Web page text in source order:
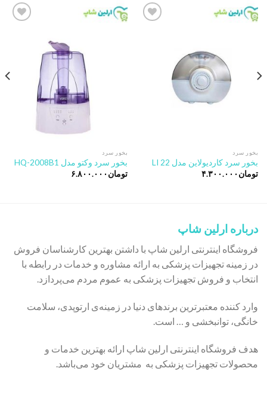
بخور سرد
بخور سرد کاردیولاین مدل LI 22
تومان ۴.۳۰۰.۰۰۰
بخور سرد
بخور سرد وکتو مدل HQ-2008B1
تومان ۶.۸۰۰.۰۰۰
درباره ارلین شاپ
فروشگاه اینترنتی ارلین شاپ با داشتن بهترین کارشناسان فروش
در زمینه تجهیزات پزشکی به ارائه مشاوره و خدمات در رابطه با
انتخاب و فروش تجهیزات پزشکی به عموم مردم می‌پردازد.
وارد کننده معتبرترین برندهای دنیا در زمینه‌ی ارتوپدی، سلامت
خانگی، توانبخشی و … است.
هدف فروشگاه اینترنتی ارلین شاپ ارائه بهترین خدمات و
محصولات تجهیزات پزشکی به مشتریان خود می‌باشد.